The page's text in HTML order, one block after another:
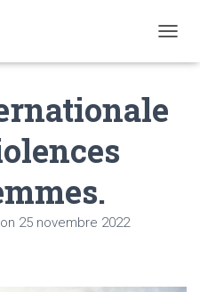
on 25 novembre 2022